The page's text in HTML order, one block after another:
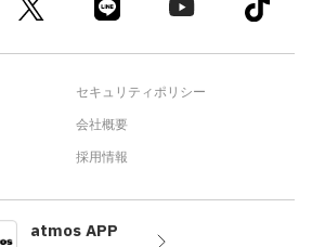
セキュリティポリシー
会社概要
採用情報
atmos APP